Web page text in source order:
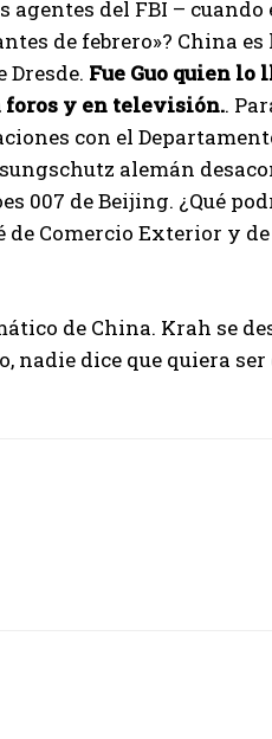
del FBI –
de febrero»? China
Dresde. Fue Guo quien
foros y en televisión..
con el
alemán
007 de Beijing. ¿Qué
Comercio Exterior y
de China. Krah se
nadie dice que quiera